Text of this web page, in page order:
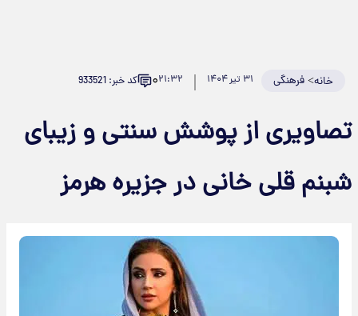
خانه>فرهنگی ۳۱ تیر ۱۴۰۴ ۲۱:۳۲۰ کد خبر: 933521
تصاویری از پوشش سنتی و زیبای
شبنم قلی خانی در جزیره هرمز